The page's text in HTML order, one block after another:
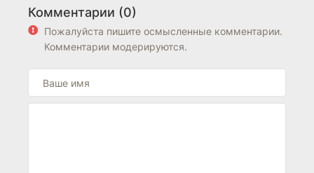
Комментарии (0)
Пожалуйста пишите осмысленные комментарии.
Комментарии модерируются.